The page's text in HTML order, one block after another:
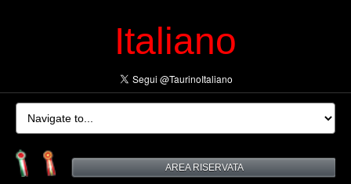
Italiano
AREA RISERVATA